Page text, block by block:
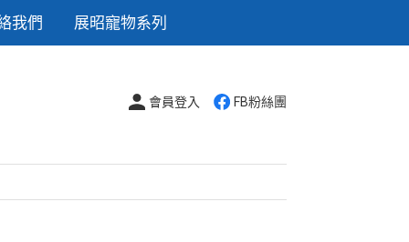
我們 展昭寵物系列
會員登入 FB粉絲團